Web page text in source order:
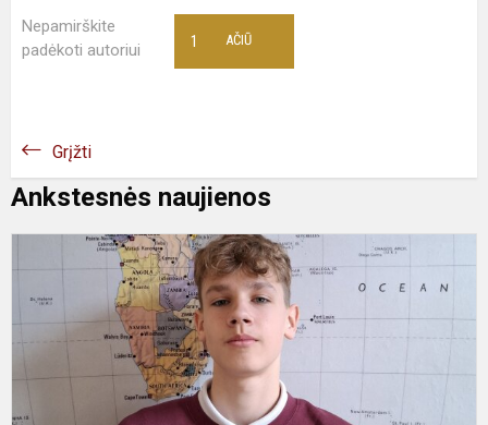
Nepamirškite
padėkoti autoriui
AČIŪ
1
Grįžti
Ankstesnės naujienos